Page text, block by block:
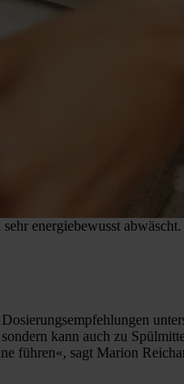
energiebewusst
kann auch zu
führen«, sagt Marion